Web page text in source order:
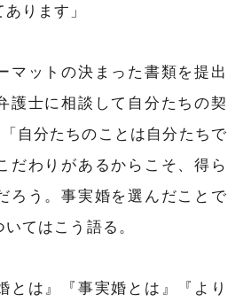
ります」
マットの決まった書類を提出
護士に相談して自分たちの契
自分たちのことは自分たちで
だわりがあるからこそ、得ら
ろう。事実婚を選んだことで
てはこう語る。
とは』『事実婚とは』『より